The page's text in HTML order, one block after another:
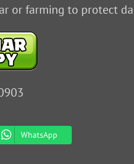
or farming to protect
WhatsApp